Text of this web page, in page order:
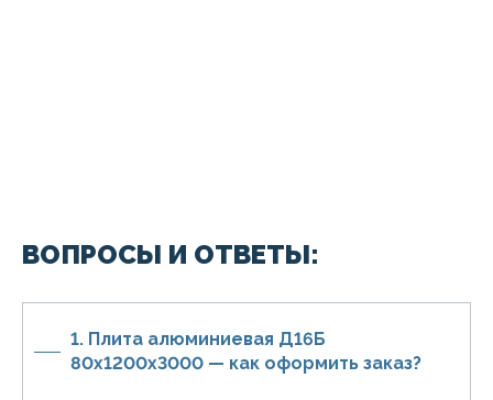
ВОПРОСЫ И ОТВЕТЫ:
1. Плита алюминиевая Д16Б
80х1200х3000 — как оформить заказ?